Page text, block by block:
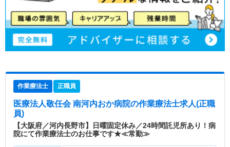
作業療法士 正職員
医療法人敬任会 南河内おか病院の作業療法士求人(正職
員)
【大阪府／河内長野市】日曜固定休み／24時間託児所あり！病
院にて作業療法士のお仕事です★≪常勤≫